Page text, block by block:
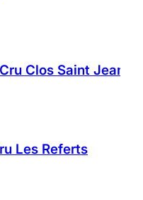
Clos Saint Jean
Les Referts